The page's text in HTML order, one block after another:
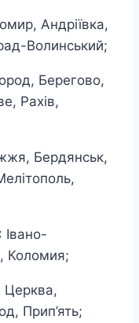
Андріївка,
Волинський;
Берегово,
Рахів,
Бердянськ,
: Івано-
Коломия;
Церква,
Прип’ять;